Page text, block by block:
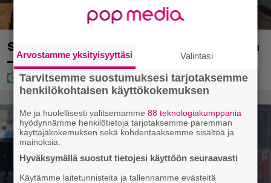
Sara ja Mikko Parikka etsivät uutta kotia
– ”Seuraavaan kotiin tämmöinen”
Arvostamme yksityisyyttäsi Valintasi
Tarvitsemme suostumuksesi tarjotaksemme
henkilökohtaisen käyttökokemuksen
Me ja huolellisesti valitsemamme88 teknologiakumppania
hyödynnämme henkilötietoja tarjotaksemme paremman
käyttäjäkokemuksen sekä kohdentaaksemme sisältöä ja
mainoksia.
Hyväksymällä suostut tietojesi käyttöön seuraavasti
Käytämme laitetunnisteita ja tallennamme evästeitä